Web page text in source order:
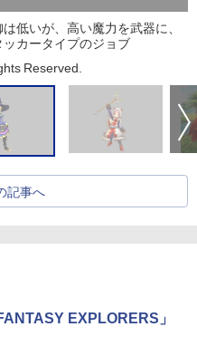
低いが、高い魔力を武器に、
カータイプのジョブ
Reserved.
記事へ
EXPLORERS」